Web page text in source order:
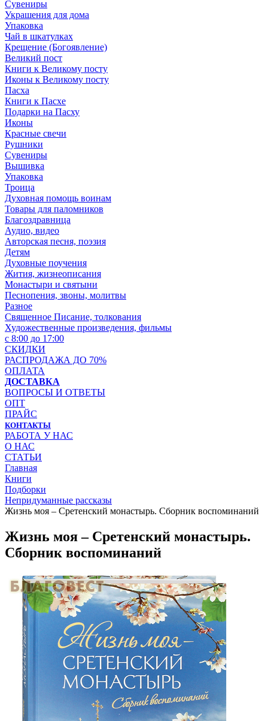
Сувениры
Украшения для дома
Упаковка
Чай в шкатулках
Крещение (Богоявление)
Великий пост
Книги к Великому посту
Иконы к Великому посту
Пасха
Книги к Пасхе
Подарки на Пасху
Иконы
Красные свечи
Рушники
Сувениры
Вышивка
Упаковка
Троица
Духовная помощь воинам
Товары для паломников
Благоздравница
Аудио, видео
Авторская песня, поэзия
Детям
Духовные поучения
Жития, жизнеописания
Монастыри и святыни
Песнопения, звоны, молитвы
Разное
Священное Писание, толкования
Художественные произведения, фильмы
с 8:00 до 17:00
СКИДКИ
РАСПРОДАЖА ДО 70%
ОПЛАТА
ДОСТАВКА
ВОПРОСЫ И ОТВЕТЫ
ОПТ
ПРАЙС
КОНТАКТЫ
РАБОТА У НАС
О НАС
СТАТЬИ
Главная
Книги
Подборки
Непридуманные рассказы
Жизнь моя – Сретенский монастырь. Сборник воспоминаний
Жизнь моя – Сретенский монастырь.
Сборник воспоминаний